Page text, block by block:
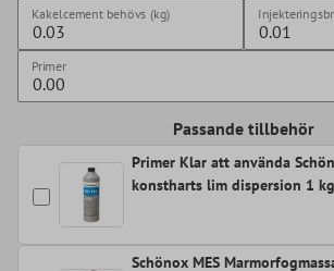
Kakelcement behövs (kg)
Primer
Passande tillbehör
Primer Klar att använda
konstharts lim dispersion 1 kg
Schönox MES